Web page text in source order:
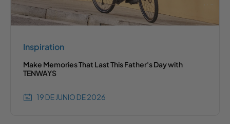
Inspiration
Make Memories That Last This Father's Day with
TENWAYS
19 DE JUNIO DE 2026